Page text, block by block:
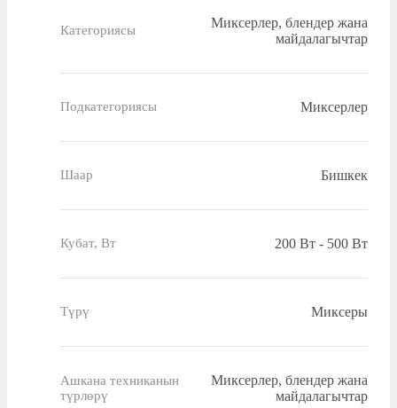
Категориясы
Миксерлер, блендер жана
майдалагычтар
Подкатегориясы Миксерлер
Шаар Бишкек
Кубат, Вт 200 Вт - 500 Вт
Түрү Миксеры
Ашкана техниканын
түрлөрү
Миксерлер, блендер жана
майдалагычтар